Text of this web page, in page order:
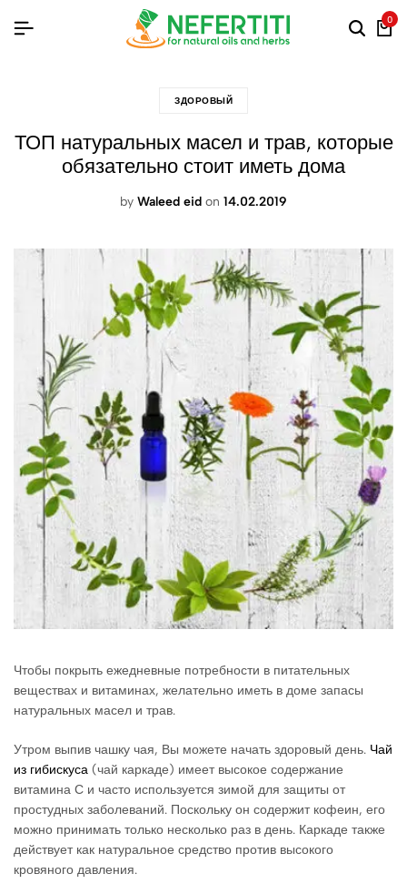
0
ЗДОРОВЫЙ
ТОП натуральных масел и трав, которые
обязательно стоит иметь дома
by Waleed eid on 14.02.2019
Чтобы покрыть ежедневные потребности в питательных
веществах и витаминах, желательно иметь в доме запасы
натуральных масел и трав.
Утром выпив чашку чая, Вы можете начать здоровый день. Чай
из гибискуса (чай каркаде) имеет высокое содержание
витамина С и часто используется зимой для защиты от
простудных заболеваний. Поскольку он содержит кофеин, его
можно принимать только несколько раз в день. Каркаде также
действует как натуральное средство против высокого
кровяного давления.